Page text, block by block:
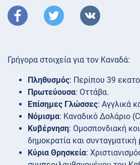
Γρήγορα στοιχεία για τον Καναδά:
Πληθυσμός: Περίπου 39
Πρωτεύουσα: Οττάβα.
Επίσημες Γλώσσες: Αγγλικά
Νόμισμα: Καναδικό Δολάριο
Κυβέρνηση: Ομοσπονδιακή
δημοκρατία και συνταγματική
Κύρια Θρησκεία: